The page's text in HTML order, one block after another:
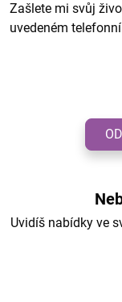
Zašlete mi svůj
uvedeném
Uvidíš nabídky ve